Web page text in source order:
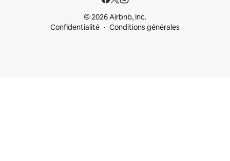
© 2026 Airbnb, Inc.
Confidentialité
Conditions générales